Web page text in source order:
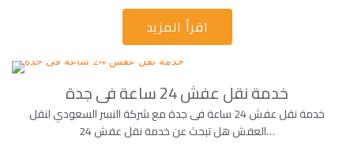
اقرأ المزيد
خدمة نقل عفش 24 ساعة فى جدة
خدمة نقل عفش 24 ساعة فى جدة مع شركة النسر السعودي لنقل
العفش هل تبحث عن خدمة نقل عفش 24…